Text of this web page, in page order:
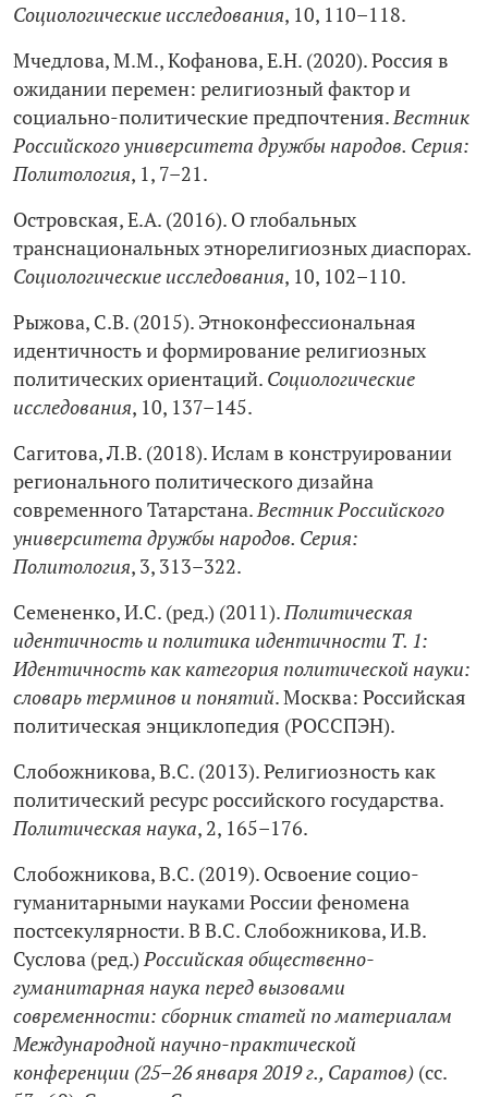
Социологические исследования, 10, 110–118.
Мчедлова, М.М., Кофанова, Е.Н. (2020). Россия в
ожидании перемен: религиозный фактор и
социально-политические предпочтения.Вестник
Российского университета дружбы народов. Серия:
Политология, 1, 7–21.
Островская, Е.А. (2016). О глобальных
транснациональных этнорелигиозных диаспорах.
Социологические исследования, 10, 102–110.
Рыжова, С.В. (2015). Этноконфессиональная
идентичность и формирование религиозных
политических ориентаций. Социологические
исследования, 10, 137–145.
Сагитова, Л.В. (2018). Ислам в конструировании
регионального политического дизайна
современного Татарстана.Вестник Российского
университета дружбы народов. Серия:
Политология, 3, 313–322.
Семененко, И.С. (ред.) (2011).Политическая
идентичность и политика идентичности Т. 1:
Идентичность как категория политической науки:
словарь терминов и понятий. Москва: Российская
политическая энциклопедия (РОССПЭН).
Слобожникова, В.С. (2013). Религиозность как
политический ресурс российского государства.
Политическая наука, 2, 165–176.
Слобожникова, В.С. (2019). Освоение социо-
гуманитарными науками России феномена
постсекулярности. В В.С. Слобожникова, И.В.
Суслова (ред.)Российская общественно-
гуманитарная наука перед вызовами
современности: сборник статей по материалам
Международной научно-практической
конференции (25–26 января 2019 г., Саратов) (сс.